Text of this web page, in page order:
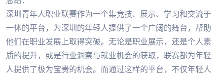
深圳青年人职业联赛作为一个集竞技、展示、学习和交流于
一体的平台，为深圳的年轻人提供了一个广阔的舞台，帮助
他们在职业发展上取得突破。无论是职业展示，还是个人素
质的提升，或是行业洞察与就业机会的获取，联赛都为年轻
人提供了极为宝贵的机会。而通过这样的平台，不仅年轻人